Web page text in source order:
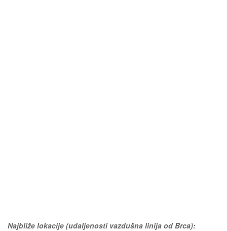
Najbliže lokacije (udaljenosti vazdušna linija od Brca):